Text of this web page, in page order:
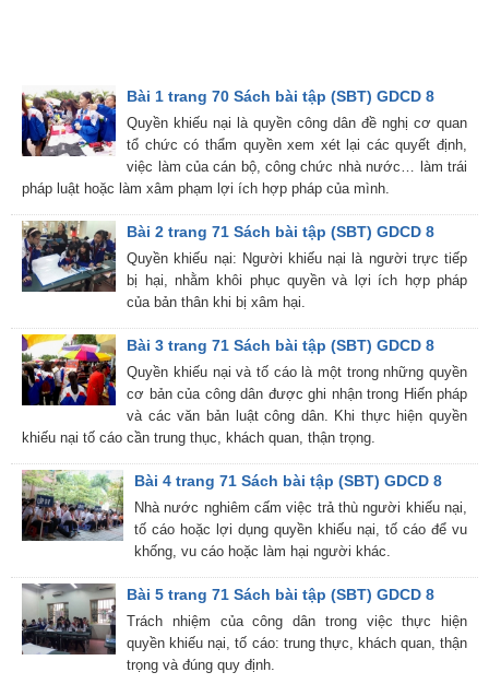
Bài 1 trang 70 Sách bài tập (SBT) GDCD 8
Quyền khiếu nại là quyền công dân đề nghị cơ quan
tổ chức có thẩm quyền xem xét lại các quyết định,
việc làm của cán bộ, công chức nhà nước… làm trái
pháp luật hoặc làm xâm phạm lợi ích hợp pháp của mình.
Bài 2 trang 71 Sách bài tập (SBT) GDCD 8
Quyền khiếu nại: Người khiếu nại là người trực tiếp
bị hại, nhằm khôi phục quyền và lợi ích hợp pháp
của bản thân khi bị xâm hại.
Bài 3 trang 71 Sách bài tập (SBT) GDCD 8
Quyền khiếu nại và tố cáo là một trong những quyền
cơ bản của công dân được ghi nhận trong Hiến pháp
và các văn bản luật công dân. Khi thực hiện quyền
khiếu nại tố cáo cần trung thục, khách quan, thận trọng.
Bài 4 trang 71 Sách bài tập (SBT) GDCD 8
Nhà nước nghiêm cấm việc trả thù người khiếu nại,
tố cáo hoặc lợi dụng quyền khiếu nại, tố cáo để vu
khống, vu cáo hoặc làm hại người khác.
Bài 5 trang 71 Sách bài tập (SBT) GDCD 8
Trách nhiệm của công dân trong việc thực hiện
quyền khiếu nại, tố cáo: trung thực, khách quan, thận
trọng và đúng quy định.